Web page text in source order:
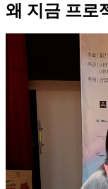
왜 지금 프로